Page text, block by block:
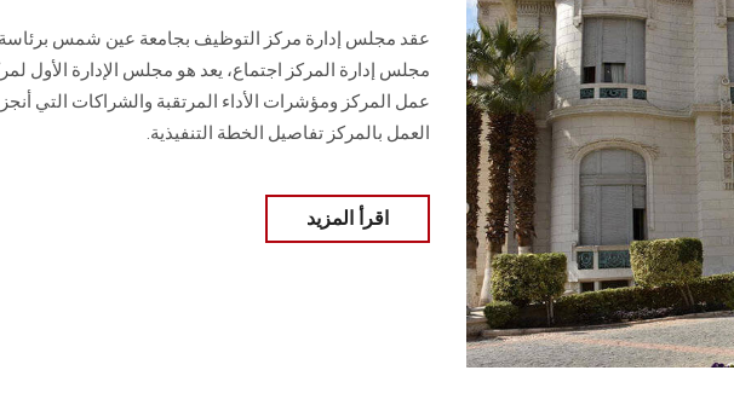
عقد مجلس إدارة مركز التوظيف بجامعة عين شمس برئاسة
مجلس إدارة المركز اجتماع، يعد هو مجلس الإدارة الأول
عمل المركز ومؤشرات الأداء المرتقبة والشراكات التي
العمل بالمركز تفاصيل الخطة التنفيذية.
اقرأ المزيد